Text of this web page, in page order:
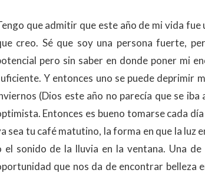
que admitir que este año de mi vida fue
creo. Sé que soy una persona fuerte,
pero sin saber en donde poner mi
Y entonces uno se puede deprimir
(Dios este año no parecía que se
Entonces es bueno tomarse cada
sea tu café matutino, la forma en que la luz
el sonido de la lluvia en la ventana. Una
que nos da de encontrar belleza